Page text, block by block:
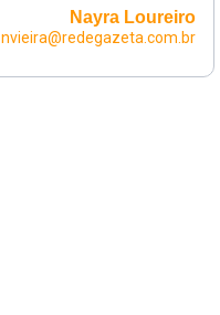
Nayra Loureiro
nvieira@redegazeta.com.br